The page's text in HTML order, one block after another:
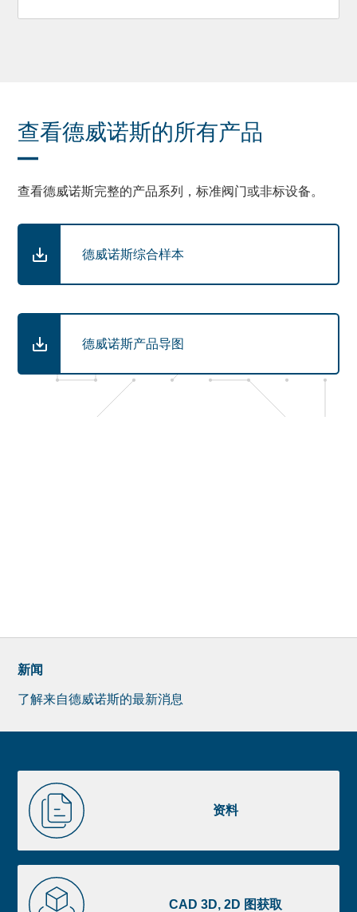
查看德威诺斯的所有产品
查看德威诺斯完整的产品系列，标准阀门或非标设备。
德威诺斯综合样本
德威诺斯产品导图
新闻
了解来自德威诺斯的最新消息
footer
image
footer
资料
料
CAD 3D, 2D 图获取
CAD
3D,